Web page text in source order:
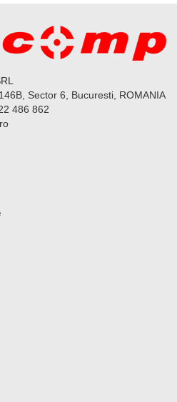
Sector 6, Bucuresti, ROMANIA
486 862